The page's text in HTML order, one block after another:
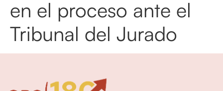
en el proceso ante el
Tribunal del Jurado